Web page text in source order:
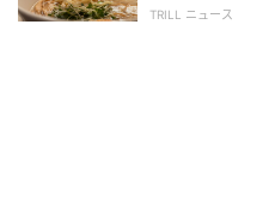
かったですが、最近は大人
る」
TRILL ニュース